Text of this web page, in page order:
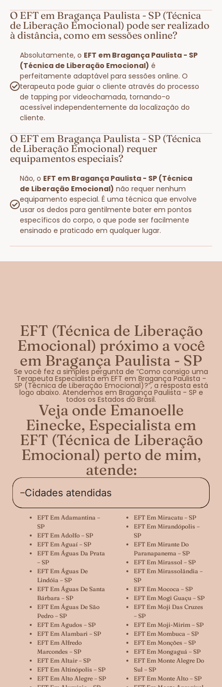
O EFT em Bragança Paulista - SP (Técnica
de Liberação Emocional) pode ser realizado
à distância, como em sessões online?
Absolutamente, o EFT em Bragança Paulista - SP
(Técnica de Liberação Emocional) é
perfeitamente adaptável para sessões online. O
terapeuta pode guiar o cliente através do processo
de tapping por videochamada, tornando-o
acessível independentemente da localização do
cliente.
O EFT em Bragança Paulista - SP (Técnica
de Liberação Emocional) requer
equipamentos especiais?
Não, o EFT em Bragança Paulista - SP (Técnica
de Liberação Emocional) não requer nenhum
equipamento especial. É uma técnica que envolve
usar os dedos para gentilmente bater em pontos
específicos do corpo, o que pode ser facilmente
ensinado e praticado em qualquer lugar.
EFT (Técnica de Liberação
Emocional) próximo a você
em Bragança Paulista - SP
Se você fez a simples pergunta de “Como consigo uma
Terapeuta Especialista em EFT em Bragança Paulista -
SP (Técnica de Liberação Emocional)?”, a resposta está
logo abaixo. Atendemos em Bragança Paulista - SP e
todos os Estados do Brasil.
Veja onde Emanoelle
Einecke, Especialista em
EFT (Técnica de Liberação
Emocional) perto de mim,
atende:
Cidades atendidas
EFT Em Adamantina –
SP
EFT Em Adolfo – SP
EFT Em Aguaí – SP
EFT Em Águas Da Prata
– SP
EFT Em Águas De
Lindóia – SP
EFT Em Águas De Santa
Bárbara – SP
EFT Em Águas De São
Pedro – SP
EFT Em Agudos – SP
EFT Em Alambari – SP
EFT Em Alfredo
Marcondes – SP
EFT Em Altair – SP
EFT Em Altinópolis – SP
EFT Em Alto Alegre – SP
EFT Em Miracatu – SP
EFT Em Mirandópolis –
SP
EFT Em Mirante Do
Paranapanema – SP
EFT Em Mirassol – SP
EFT Em Mirassolândia –
SP
EFT Em Mococa – SP
EFT Em Mogi Guaçu – SP
EFT Em Moji Das Cruzes
– SP
EFT Em Moji-Mirim – SP
EFT Em Mombuca – SP
EFT Em Monções – SP
EFT Em Mongaguá – SP
EFT Em Monte Alegre Do
Sul – SP
EFT Em Monte Alto – SP